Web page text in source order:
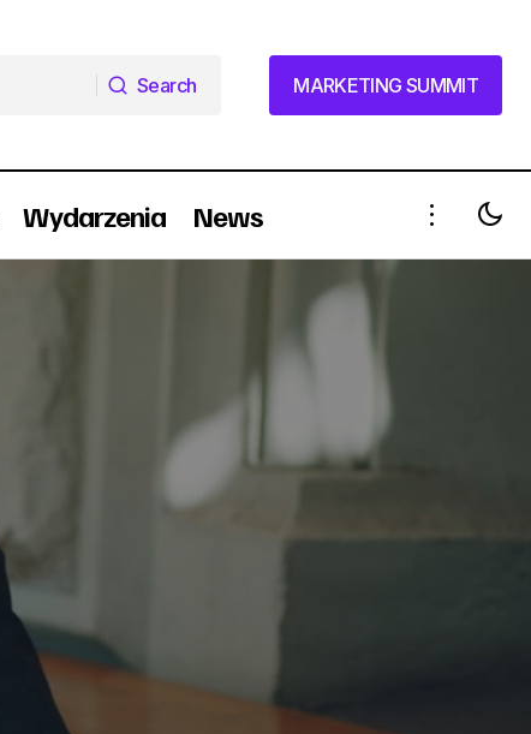
Search
MARKETING SUMMIT
MARKETING SUMMIT
Wydarzenia News
"Ok boomer", czyli walka z
nietolerancją wiekową